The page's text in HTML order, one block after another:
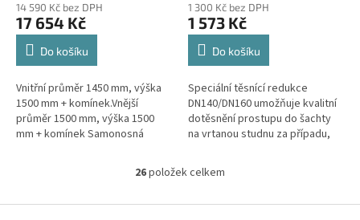
14 590 Kč bez DPH
17 654 Kč
Do košíku
Vnitřní průměr 1450 mm, výška
1500 mm + komínek.Vnější
průměr 1500 mm, výška 1500
mm + komínek Samonosná
obetonování.Volitelné průměry i
1 300 Kč bez DPH
1 573 Kč
Do košíku
Speciální těsnící redukce
DN140/DN160 umožňuje kvalitní
dotěsnění prostupu do šachty
na vrtanou studnu za případu,
potrubí DN140.
O
l
26položek celkem